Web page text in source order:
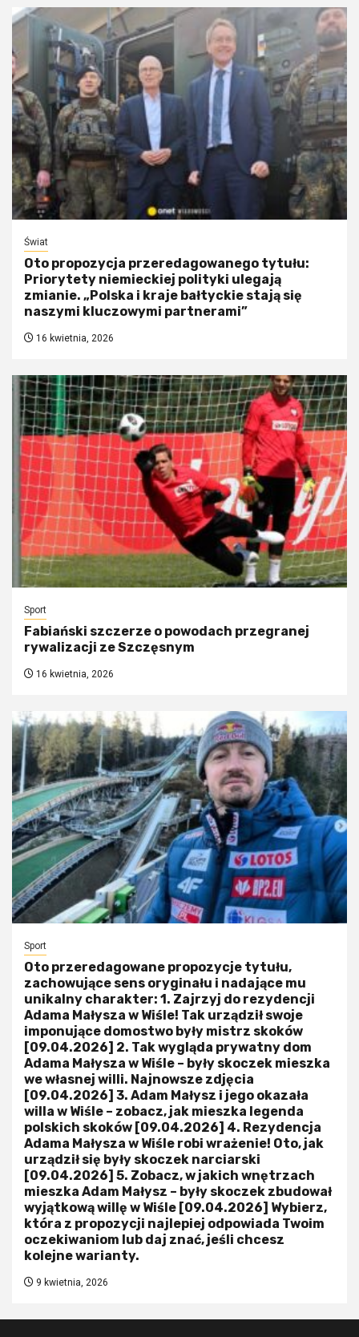
Świat
Oto propozycja przeredagowanego tytułu:
Priorytety niemieckiej polityki ulegają
zmianie. „Polska i kraje bałtyckie stają się
naszymi kluczowymi partnerami”
16 kwietnia, 2026
Sport
Fabiański szczerze o powodach przegranej
rywalizacji ze Szczęsnym
16 kwietnia, 2026
Sport
Oto przeredagowane propozycje tytułu,
zachowujące sens oryginału i nadające mu
unikalny charakter: 1. Zajrzyj do rezydencji
Adama Małysza w Wiśle! Tak urządził swoje
imponujące domostwo były mistrz skoków
[09.04.2026] 2. Tak wygląda prywatny dom
Adama Małysza w Wiśle – były skoczek mieszka
we własnej willi. Najnowsze zdjęcia
[09.04.2026] 3. Adam Małysz i jego okazała
willa w Wiśle – zobacz, jak mieszka legenda
polskich skoków [09.04.2026] 4. Rezydencja
Adama Małysza w Wiśle robi wrażenie! Oto, jak
urządził się były skoczek narciarski
[09.04.2026] 5. Zobacz, w jakich wnętrzach
mieszka Adam Małysz – były skoczek zbudował
wyjątkową willę w Wiśle [09.04.2026] Wybierz,
która z propozycji najlepiej odpowiada Twoim
oczekiwaniom lub daj znać, jeśli chcesz
kolejne warianty.
9 kwietnia, 2026